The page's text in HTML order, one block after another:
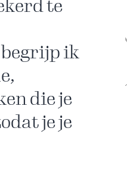
te
ik
die je
je je